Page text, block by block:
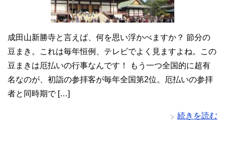
成田山新勝寺と言えば、何を思い浮かべますか？ 節分の
豆まき。これは毎年恒例、テレビでよく見ますよね。この
豆まきは厄払いの行事なんです！ もう一つ全国的に超有
名なのが、初詣の参拝客が毎年全国第2位。厄払いの参拝
者と同時期で […]
続きを読む